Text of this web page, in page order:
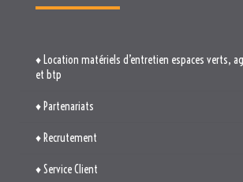
♦ Recrutement
♦ Materiels BTP , Recyclage Environnement MEDIMAT
♦ Le Groupe RHF
♦ Plan du site
♦ Mentions légales